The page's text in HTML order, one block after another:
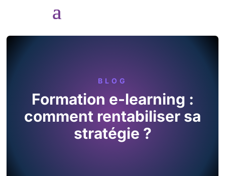
BLOG
Formation e-learning :
comment rentabiliser sa
stratégie ?